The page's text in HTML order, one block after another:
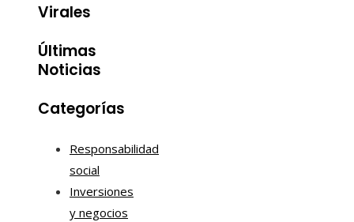
Virales
Últimas
Noticias
Categorías
Responsabilidad
social
Inversiones
y negocios